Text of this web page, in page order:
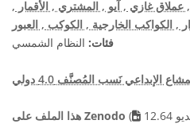
, عملاق غازي , آيو , المشتري , الأقمار ,
, الكواكب الخارجية , الكوكب , العبور
فئات: النظام الشمسي
هذا الملف على Zenodo (